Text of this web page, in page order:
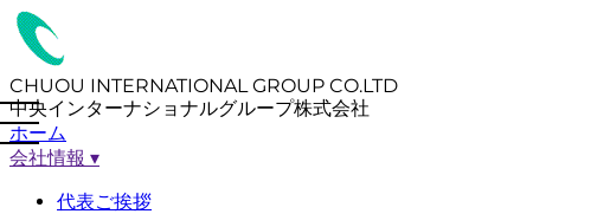
CHUOU INTERNATIONAL GROUP CO.LTD
中央インターナショナルグループ株式会社
ホーム
会社情報 ▾
代表ご挨拶